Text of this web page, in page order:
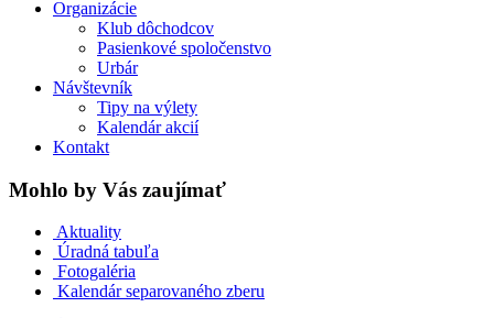
Organizácie
Klub dôchodcov
Pasienkové spoločenstvo
Urbár
Návštevník
Tipy na výlety
Kalendár akcií
Kontakt
Mohlo by Vás zaujímať
Aktuality
Úradná tabuľa
Fotogaléria
Kalendár separovaného zberu